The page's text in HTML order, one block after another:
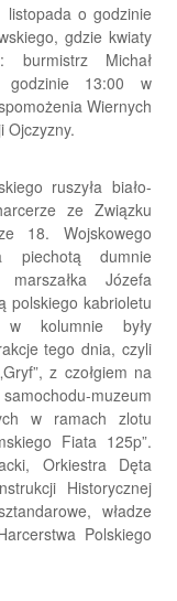
listopada o godzinie
gdzie kwiaty
burmistrz Michał
godzinie 13:00 w
Wiernych
Ojczyzny.
ruszyła biało-
ze Związku
18. Wojskowego
piechotą dumnie
Józefa
polskiego kabrioletu
kolumnie były
tego dnia, czyli
z czołgiem na
muzeum
w ramach zlotu
Fiata 125p”.
Orkiestra Dęta
Historycznej
władze
Polskiego